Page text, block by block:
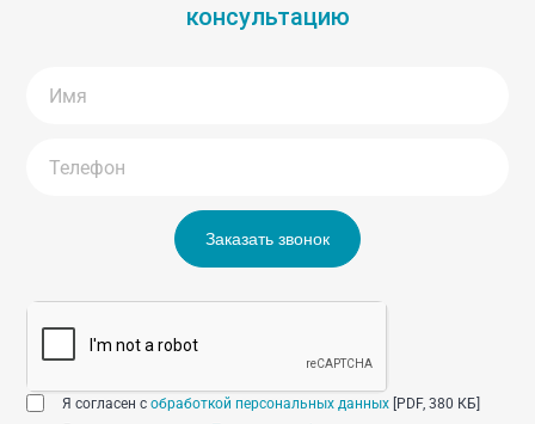
консультацию
Заказать звонок
Я согласен собработкой персональных данных [PDF, 380 КБ]